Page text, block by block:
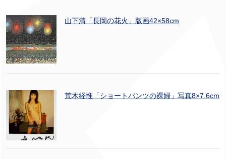
山下清「長岡の花火」版画42×58cm
荒木経惟「ショートパンツの裸婦」写真8×7.6cm